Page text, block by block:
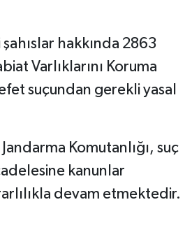
şahıslar hakkında 2863
Varlıklarını Koruma
suçundan gerekli yasal
Komutanlığı, suç
kanunlar
devam etmektedir.